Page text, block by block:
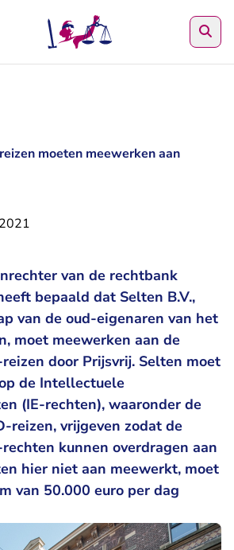
moeten meewerken aan
van de rechtbank
bepaald dat Selten B.V.,
van de oud-eigenaren van het
moet meewerken aan de
door Prijsvrij. Selten moet
de Intellectuele
(IE-rechten), waaronder de
reizen, vrijgeven zodat de
kunnen overdragen aan
hier niet aan meewerkt, moet
van 50.000 euro per dag